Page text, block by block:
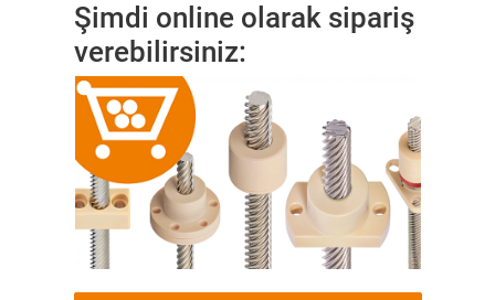
Şimdi online olarak sipariş
verebilirsiniz: